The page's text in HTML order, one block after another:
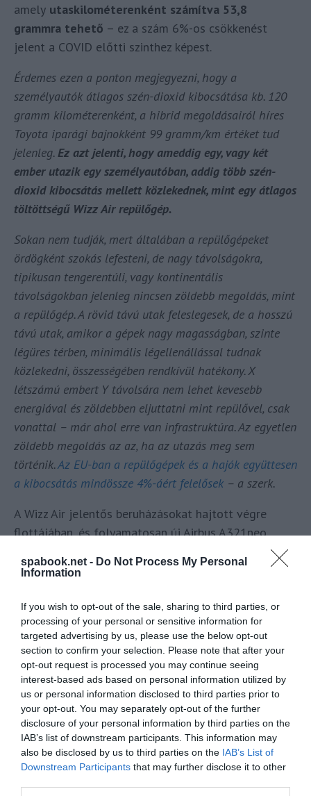
spabook.net - Do Not Process My Personal
Information
If you wish to opt-out of the sale, sharing to third parties, or
processing of your personal or sensitive information for
targeted advertising by us, please use the below opt-out
section to confirm your selection. Please note that after your
opt-out request is processed you may continue seeing
interest-based ads based on personal information utilized by
us or personal information disclosed to third parties prior to
your opt-out. You may separately opt-out of the further
disclosure of your personal information by third parties on the
IAB’s list of downstream participants. This information may
also be disclosed by us to third parties on the IAB’s List of
Downstream Participants that may further disclose it to other
amely utaskilométerenként számítva 53,8
grammra tehető – ez a szám 6%-os csökkenést
jelent a COVID előtti szinthez képest.
Érdemes ezen a ponton megjegyezni, hogy a
személyautók átlagos szén-dioxid kibocsátása kb. 120
gramm kilométerenként, a hibrid megoldásairól híres
Toyota iparági bajnokként 99 gramm/km értéket tud
jelenleg.Ez azt jelenti, hogy ameddig egy, vagy két
ember utazik egy személyautóban, addig több szén-
dioxid kibocsátás mellett közlekednek, mint egy átlagos
töltöttségű Wizz Air repülőgép.
Sokan nem tudják, mert általában a repülőgépeket
ördögként szokás lefesteni, de nagy távolságokra,
tipikusan tengerentúli, vagy kontinentális
távolságokban jelenleg nincsen zöldebb megoldás, mint
a repülőgép. A rövid távú utak feleslegesek, de a hosszú
távú utak, amikor a gépek nagy magasságban, szinte
légüres térben, minimális légellenállással tudnak
közlekedni, összességében rendkívül hatékony. X
létszámú embert Y távolsára nem lehet kevesebb
energiával és zöldebben eljuttatni mint repülővel, csak
vonattal – már ahol erre van infrastruktúra. Az egyetlen
zöldebb megoldás az az, ha az utazás meg sem
történik.Az EU-ban a repülőgépek és a hajók együttesen
a kibocsátás mindössze 4%-áért felelősek – a szerk.
A Wizz Air jelentős beruházásokat hajtott végre
flottájában, és folyamatosan új Airbus A321neo
repülőgépeket állít üzembe. Ez utóbbi típus jelentős
környezetvédelmi előnyöket kínál a zajcsökkentés és
akár 50%-os SAF keverékkel is repülhet. Az új „neo”
technológiájú Airbus A320-as családba tartozó
repülőgépek aránya mára meghaladta a Wizz Air
flottájának 50%-át.
Mindemellett a Wizz Air a fenntartható repülőgép-
üzemanyaghasználatra (SAF) vonatkozóan is
kidolgozta a stratégiáját, amely magában foglalja a
beszállítókkal kötött jövőbeli átvételi
megállapodásokat és a már megkötött
partnerségeket olyan vállalatokkal, mint a Mabanaft,